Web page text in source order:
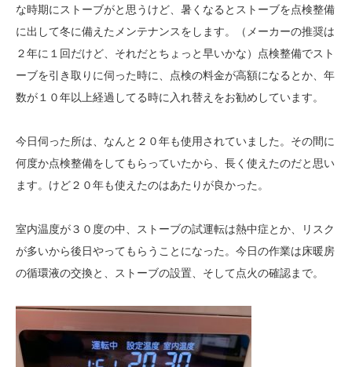
な時期にストーブがと思うけど、暑くなるとストーブを点検整備
に出して冬に備えたメンテナンスをします。（メーカーの推奨は
２年に１回だけど、それだとちょっと早いかな）点検整備でスト
ーブを引き取りに伺った時に、点検の料金が高額になるとか、年
数が１０年以上経過してる時に入れ替えをお勧めしています。
今日伺った所は、なんと２０年も使用されていました。その間に
何度か点検整備をしてもらっていたから、長く使えたのだと思い
ます。けど２０年も使えたのはあたりが良かった。
室内温度が３０度の中、ストーブの試運転は熱中症とか、リスク
が多いから後日やってもらうことになった。今日の作業は床暖房
の循環液の交換と、ストーブの設置、そして点火の確認まで。